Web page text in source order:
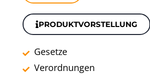
PRODUKTVORSTELLUNG
Gesetze
Verordnungen